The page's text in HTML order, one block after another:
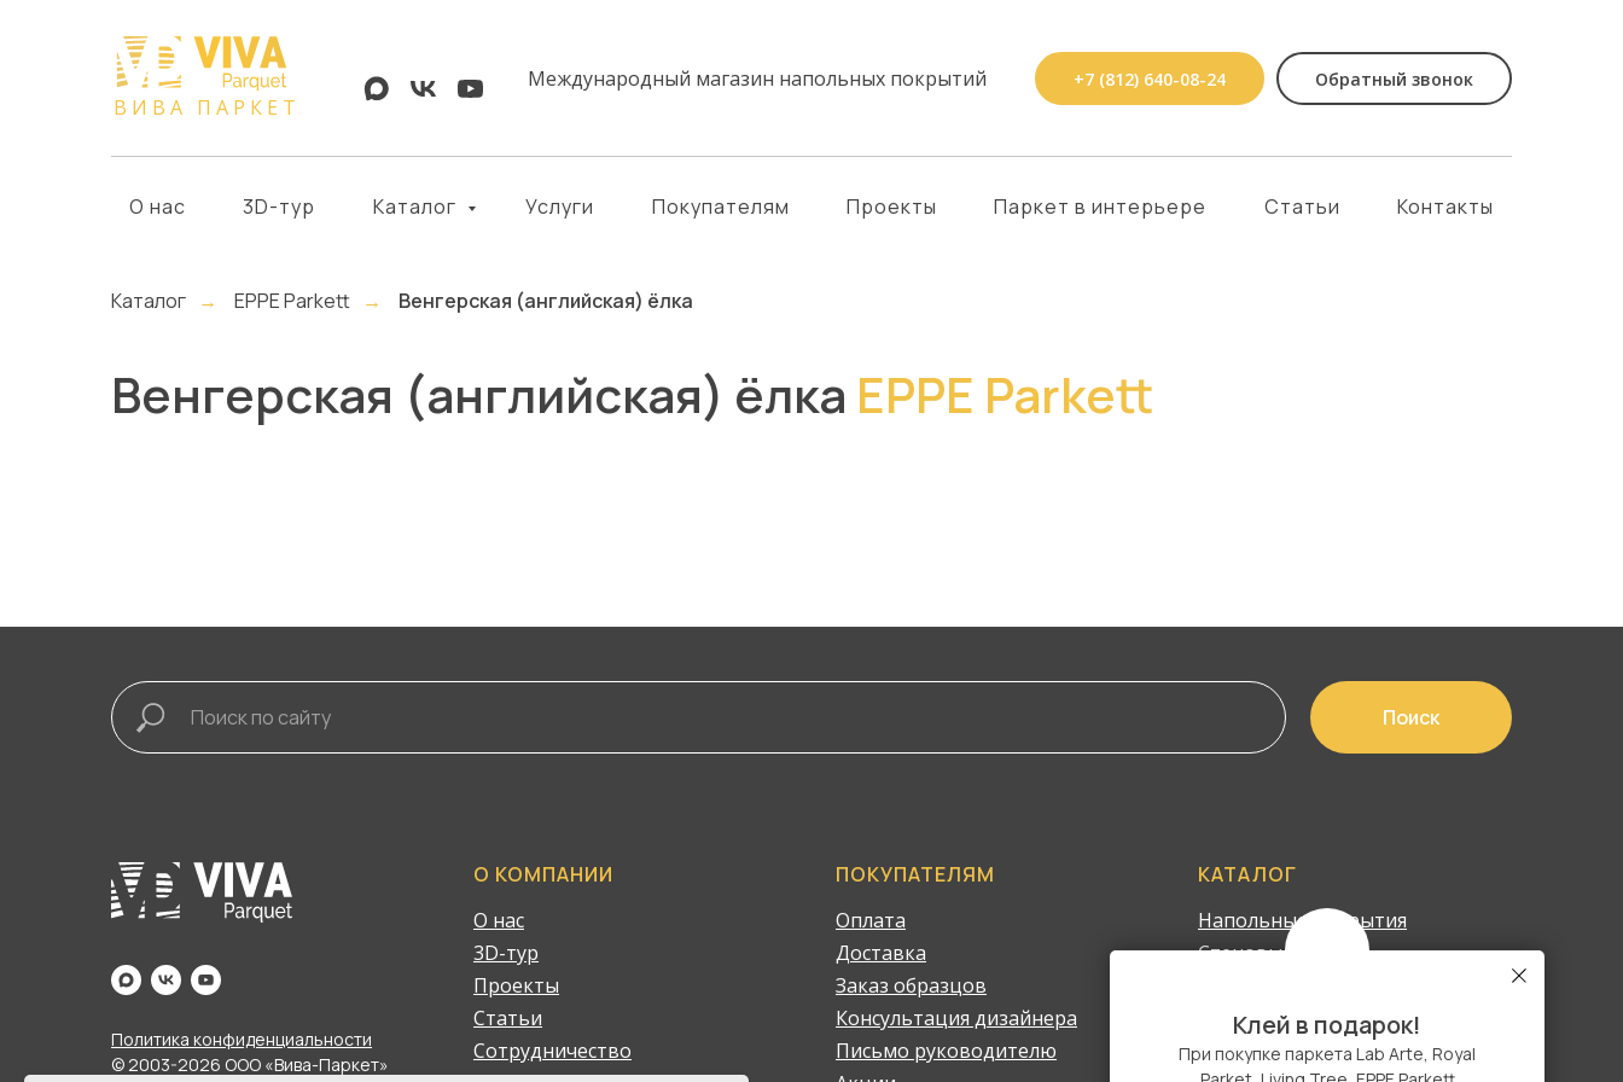
Международный магазин напольных покрытий +7 (812) 640-08-24 Обратный звонок
О нас 3D-тур Каталог Услуги Покупателям Проекты Паркет в интерьере Статьи Контакты
Каталог → EPPE Parkett → Венгерская (английская) ёлка
Венгерская (английская) ёлка EPPE Parkett
Поиск
Политика конфиденциальности
© 2003-2026 ООО «Вива-Паркет»
О КОМПАНИИ
О нас
3D-тур
Проекты
Статьи
Сотрудничество
ПОКУПАТЕЛЯМ
Оплата
Доставка
Заказ образцов
Консультация дизайнера
Письмо руководителю
КАТАЛОГ
Напольные покрытия
Стеновые панели
Сопутствующие товары
Дизайнерам
Клей в подарок!
При покупке паркета Lab Arte, Royal